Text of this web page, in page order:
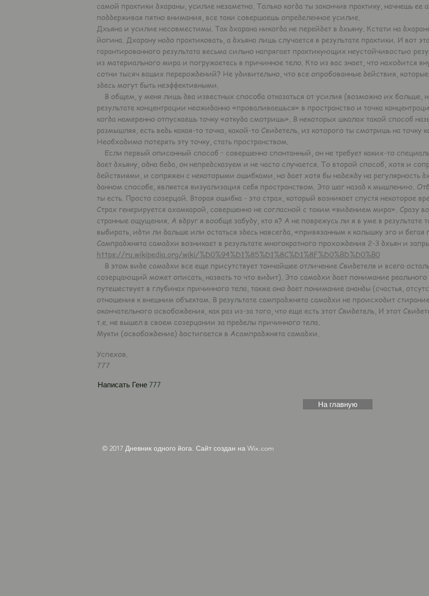
самой практики дхараны, усилие незаметно. Только когда ты закончив практику, начнешь ее
поддерживая пятно внимания, все таки совершаешь определенное усилие.
Дхьяна и усилие несовместимы. Так дхарана никогда не перейдет в дхьяну. Кстати на
йогина. Дхарану надо практиковать, а дхьяна лишь случается в результате практики. И вот
гарантированного результата весьма сильно напрягает практикующих неустойчивостью
из материального мира и погружаетесь в причинное тело. Кто из вас знает, что находится
сотни тысяч ваших перерождений? Не удивительно, что все опробованные действия,
здесь могут быть неэффективными.
В общем, у меня лишь два известных способа отказаться от усилия (возможно их больше,
результате концентрации неожиданно «проваливаешься» в пространство и точка
когда намеренно отпускаешь точку «откуда смотришь». В некоторых школах такой способ
размышляя, есть ведь какая-то точка, какой-то Свидетель, из которого ты смотришь на точку
Необходимо потерять эту точку, стать пространством.
Если первый описанный способ – совершенно спонтанный, он не требует каких-то
дает дхьяну, одна беда, он непредсказуем и не часто случается. То второй способ, хотя и
действиями, и сопряжен с некоторыми ошибками, но дает хотя бы надежду на регулярность
данном способе, является визуализация себя пространством. Это шаг назад к мышлению.
ты есть. Просто созерцай. Вторая ошибка - это страх, который возникает спустя некоторое
Страх генерируется ахамкарой, совершенно не согласной с таким «видением мира». Сразу
странные ощущения. А вдруг я вообще забуду, кто я? А не поврежусь ли я в уме в результате
выбирать, идти ли дальше или остаться здесь навсегда, «привязанным к колышку эго и бегая
Сампраджнята самадхи возникает в результате многократного прохождения 2-3 дхьян и
https://ru.wikipedia.org/wiki/%D0%94%D1%85%D1%8C%D1%8F%D0%BD%D0%B0
В этом виде самадхи все еще присутствует тончайшее отличение Свидетеля и всего
созерцающий может описать, назвать то что видит). Это самадхи дает понимание реального
путешествует в глубинах причинного тела, также оно дает понимание ананды (счастья,
отношения к внешним объектам. В результате сампраджнята самадхи не происходит
окончательного освобождения, как раз из-за того, что еще есть этот Свидетель, И этот
т.е. не вышел в своем созерцании за пределы причинного тела.
Мукти (освобождение) достигается в Асампраджнята самадхи.
Успехов.
777
Написать Гене 777
На главную
© 2017 Дневник одного йога. Сайт создан на Wix.com